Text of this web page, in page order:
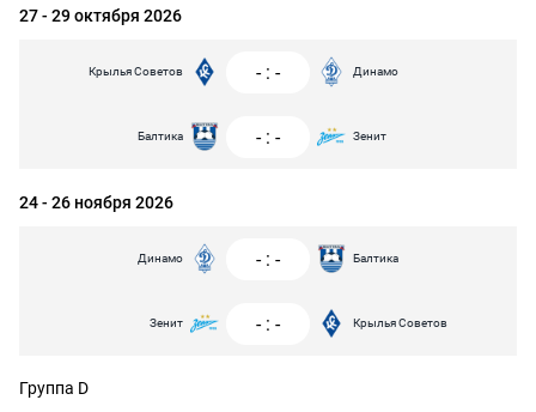
27 - 29 октября 2026
Крылья Советов -: - Динамо
Балтика -: - Зенит
24 - 26 ноября 2026
Динамо -: - Балтика
Зенит -: - Крылья Советов
Группа D